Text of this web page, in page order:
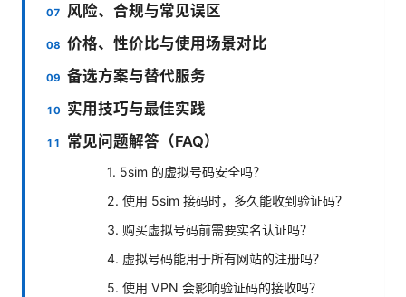
风险、合规与常见误区
价格、性价比与使用场景对比
备选方案与替代服务
实用技巧与最佳实践
常见问题解答（FAQ）
1. 5sim 的虚拟号码安全吗？
2. 使用 5sim 接码时，多久能收到验证码？
3. 购买虚拟号码前需要实名认证吗？
4. 虚拟号码能用于所有网站的注册吗？
5. 使用 VPN 会影响验证码的接收吗？